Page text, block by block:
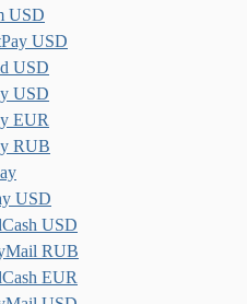
USD
USD
USD
USD
EUR
RUB
USD
USD
RUB
EUR